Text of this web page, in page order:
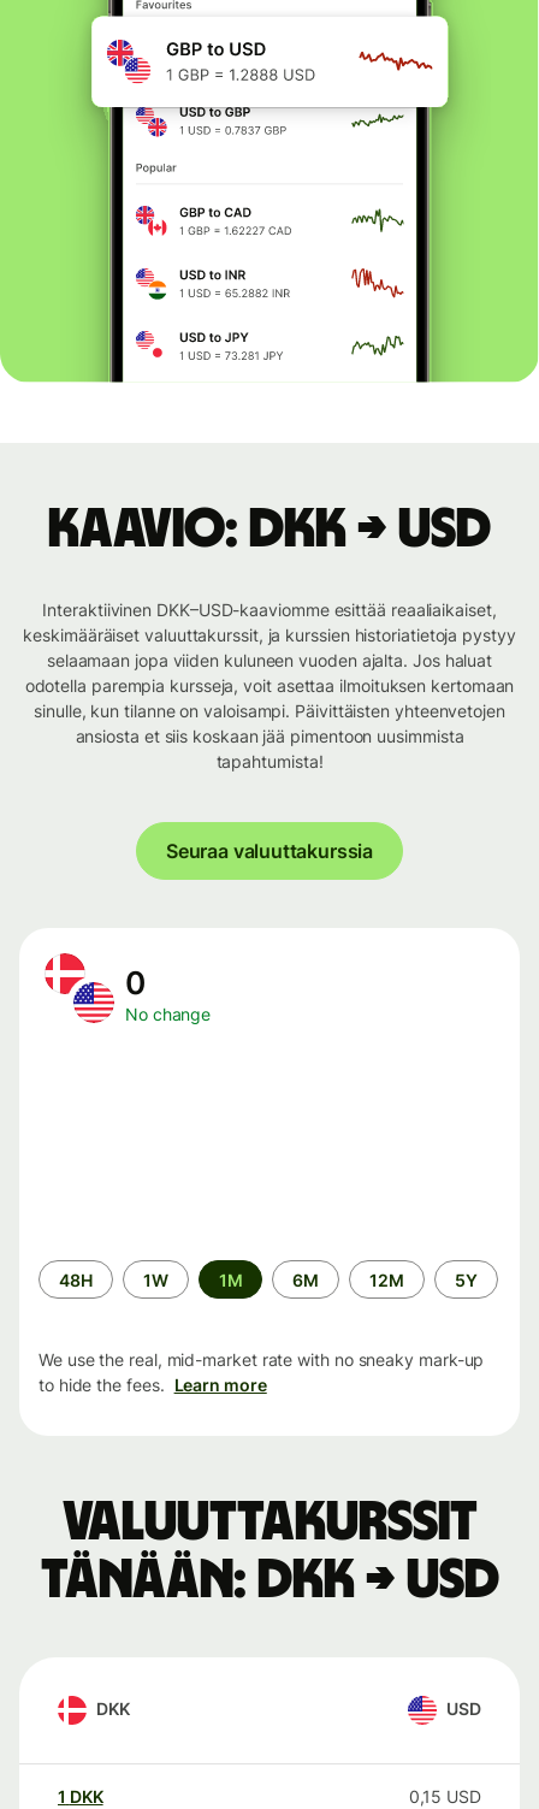
Kaavio: DKK → USD
Interaktiivinen DKK–USD-kaaviomme esittää reaaliaikaiset,
keskimääräiset valuuttakurssit, ja kurssien historiatietoja pystyy
selaamaan jopa viiden kuluneen vuoden ajalta. Jos haluat
odotella parempia kursseja, voit asettaa ilmoituksen kertomaan
sinulle, kun tilanne on valoisampi. Päivittäisten yhteenvetojen
ansiosta et siis koskaan jää pimentoon uusimmista
tapahtumista!
Seuraa valuuttakurssia
0
No change
Time
period
48H 1W 1M 6M 12M 5Y
We use the real, mid-market rate with no sneaky mark-up
to hide the fees. Learn more
Valuuttakurssit
tänään: DKK → USD
DKK USD
1 DKK 0,15 USD